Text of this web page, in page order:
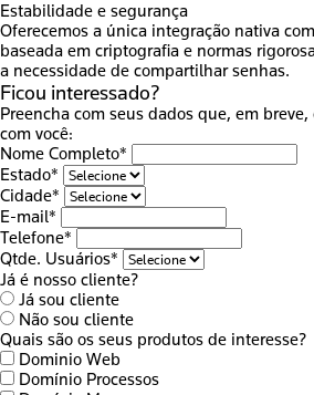
Estabilidade e segurança
Oferecemos a única integração nativa
baseada em criptografia e normas
a necessidade de compartilhar senhas.
Ficou interessado?
Preencha com seus dados que, em
com você:
Nome Completo*
Estado*
Cidade*
E-mail*
Telefone*
Qtde. Usuários*
Já é nosso cliente?
Já sou cliente
Não sou cliente
Quais são os seus produtos de interesse?
Dominio Web
Domínio Processos